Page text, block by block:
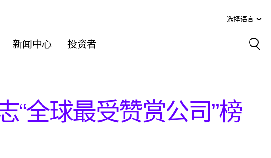
新闻中心 投资者
选择语言
“全球最受赞赏公司”榜